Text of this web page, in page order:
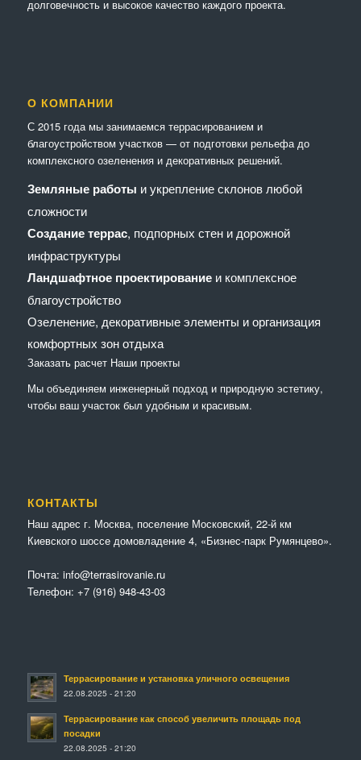
долговечность и высокое качество каждого проекта.
О КОМПАНИИ
С 2015 года мы занимаемся террасированием и
благоустройством участков — от подготовки рельефа до
комплексного озеленения и декоративных решений.
Земляные работы и укрепление склонов любой
сложности
Создание террас, подпорных стен и дорожной
инфраструктуры
Ландшафтное проектированиеи комплексное
благоустройство
Озеленение, декоративные элементы и организация
комфортных зон отдыха
Заказать расчет Наши проекты
Мы объединяем инженерный подход и природную эстетику,
чтобы ваш участок был удобным и красивым.
КОНТАКТЫ
Наш адрес г. Москва, поселение Московский, 22-й км
Киевского шоссе домовладение 4, «Бизнес-парк Румянцево».
Почта: info@terrasirovanie.ru
Телефон: +7 (916) 948-43-03
Террасирование и установка уличного освещения
22.08.2025 - 21:20
Террасирование как способ увеличить площадь под
посадки
22.08.2025 - 21:20